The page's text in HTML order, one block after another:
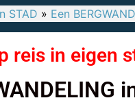
STAD » Een
reis in eigen